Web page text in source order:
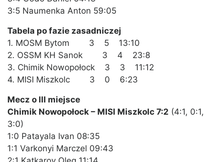
3:5 Naumenka Anton 59:05
Tabela po fazie zasadniczej
1. MOSM Bytom 3 5 13:10
2. OSSM KH Sanok 3 4 23:8
3. Chimik Nowopołock 3 3 11:12
4. MISI Miszkolc 3 0 6:23
Mecz o III miejsce
Chimik Nowopołock – MISI Miszkolc 7:2 (4:1, 0:1,
3:0)
1:0 Patayala Ivan 08:35
1:1 Varkonyi Marczel 09:43